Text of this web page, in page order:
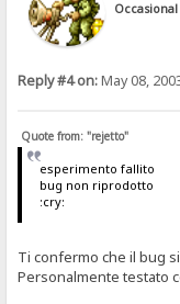
Reply #4 on:May 08,
Quote from: "rejetto"
esperimento fallito
bug non riprodotto
:cry:
Ti confermo che il bug
Personalmente testato